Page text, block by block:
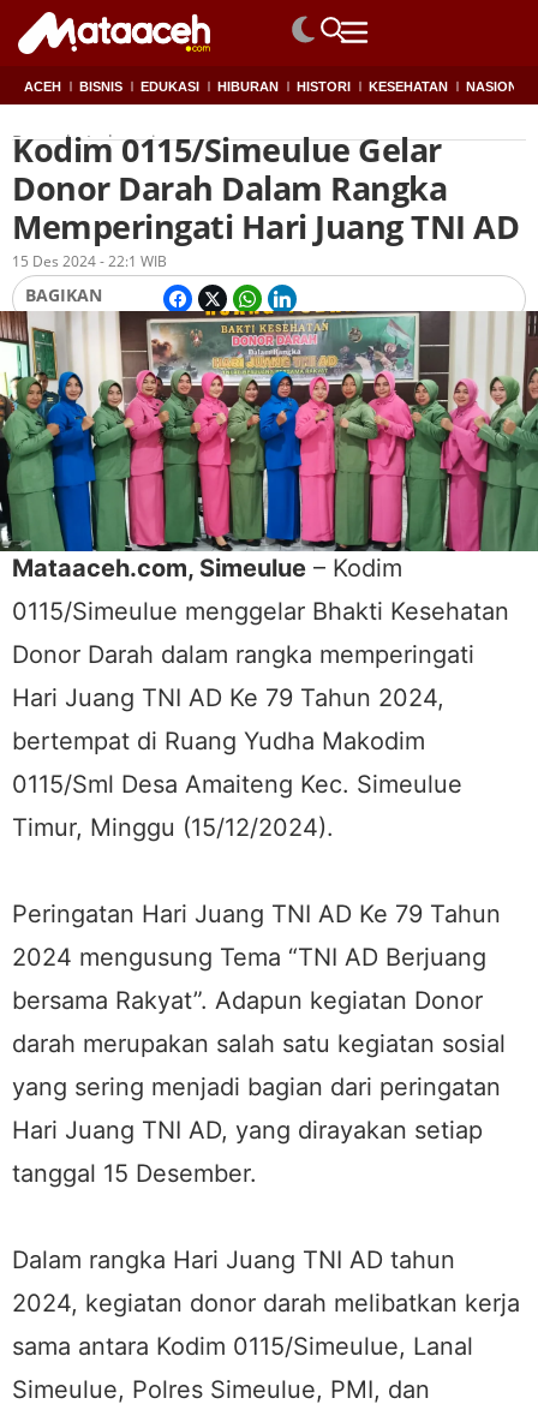
ACEH BISNIS EDUKASI HIBURAN HISTORI KESEHATAN NASIONAL
Beranda Indonesia
Kodim 0115/Simeulue Gelar
Donor Darah Dalam Rangka
Memperingati Hari Juang TNI AD
OlehRedaksi
15 Des 2024 - 22:1 WIB
BAGIKAN
Mataaceh.com, Simeulue – Kodim
0115/Simeulue menggelar Bhakti Kesehatan
Donor Darah dalam rangka memperingati
Hari Juang TNI AD Ke 79 Tahun 2024,
bertempat di Ruang Yudha Makodim
0115/Sml Desa Amaiteng Kec. Simeulue
Timur, Minggu (15/12/2024).
Peringatan Hari Juang TNI AD Ke 79 Tahun
2024 mengusung Tema “TNI AD Berjuang
bersama Rakyat”. Adapun kegiatan Donor
darah merupakan salah satu kegiatan sosial
yang sering menjadi bagian dari peringatan
Hari Juang TNI AD, yang dirayakan setiap
tanggal 15 Desember.
Dalam rangka Hari Juang TNI AD tahun
2024, kegiatan donor darah melibatkan kerja
sama antara Kodim 0115/Simeulue, Lanal
Simeulue, Polres Simeulue, PMI, dan